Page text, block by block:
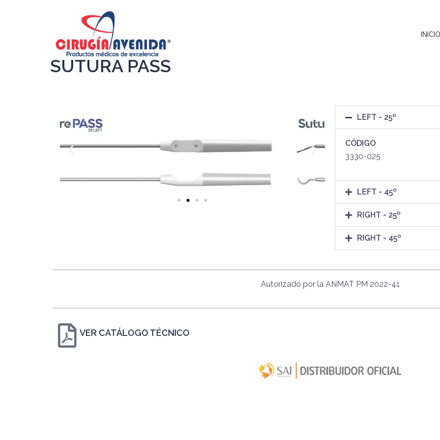
INICIO
SUTURA PASS
LEFT - 25º
CÓDIGO
3330-025
LEFT - 45º
RIGHT - 25º
RIGHT - 45º
Autorizado por la ANMAT PM 2022-41
VER CATÁLOGO TÉCNICO